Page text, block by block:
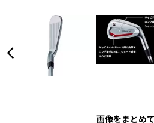
画像をまとめ